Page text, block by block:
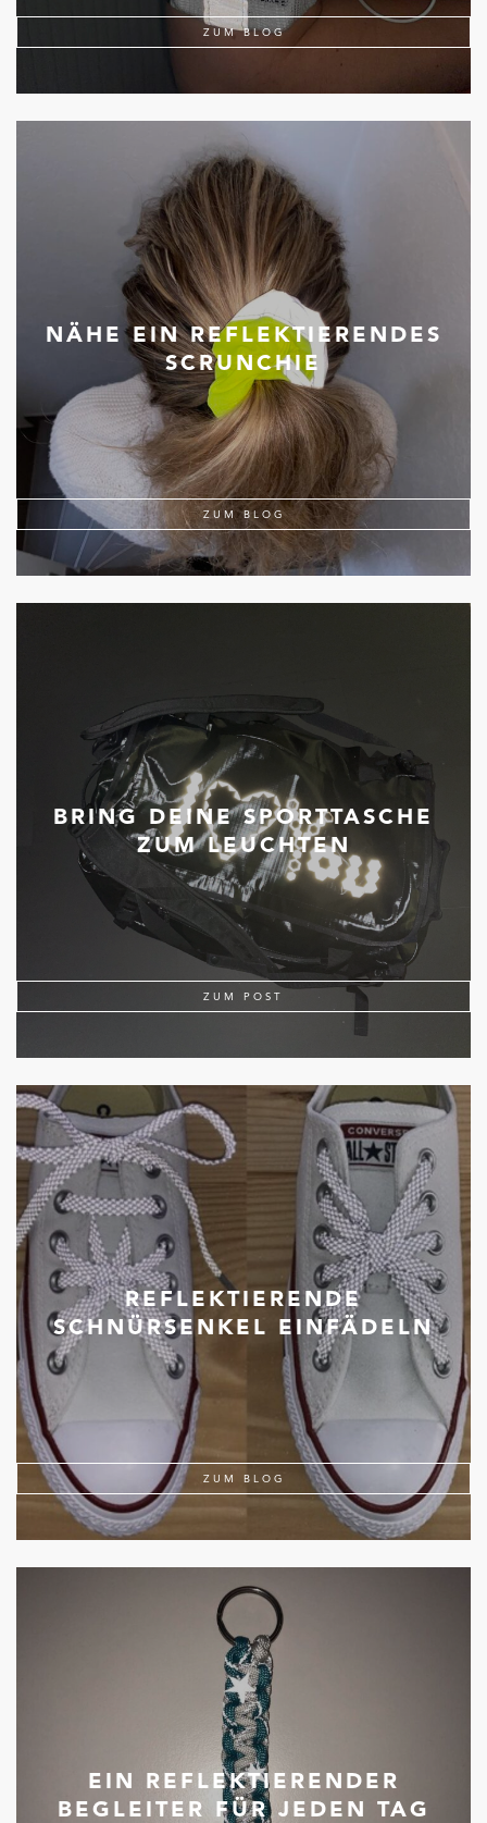
ZUM BLOG
NÄHE EIN REFLEKTIERENDES
SCRUNCHIE
ZUM BLOG
BRING DEINE SPORTTASCHE
ZUM LEUCHTEN
ZUM POST
REFLEKTIERENDE
SCHNÜRSENKEL EINFÄDELN
ZUM BLOG
EIN REFLEKTIERENDER
BEGLEITER FÜR JEDEN TAG